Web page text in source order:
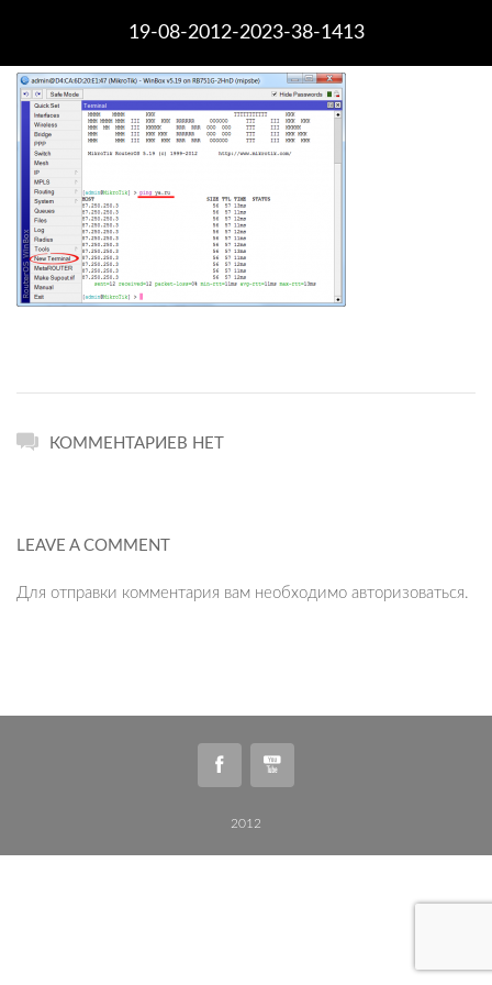
19-08-2012-2023-38-1413
КОММЕНТАРИЕВ НЕТ
LEAVE A COMMENT
Для отправки комментария вам необходимо авторизоваться.
2012